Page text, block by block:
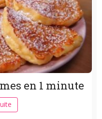
en 1 minute